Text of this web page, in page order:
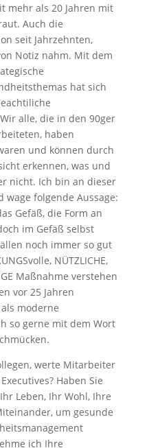
mehr als 20 Jahren mit
Auch die
seit Jahrzehnten,
Notiz nahm. Mit dem
hat sich
alle, die in den 90ger
haben
und können durch
erkennen, was und
nicht. Ich bin an dieser
folgende Aussage:
Gefäß, die Form an
im Gefäß selbst
noch immer so gut
NÜTZLICHE,
Maßnahme verstehen
vor 25 Jahren
moderne
so gerne mit dem Wort
werte Mitarbeiter
Haben Sie
Leben, Ihr Wohl, Ihre
um gesunde
ich Ihre